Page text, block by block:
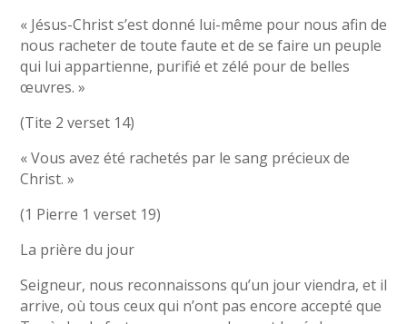
« Jésus-Christ s’est donné lui-même pour nous afin de
nous racheter de toute faute et de se faire un peuple
qui lui appartienne, purifié et zélé pour de belles
œuvres. »
(Tite 2 verset 14)
« Vous avez été rachetés par le sang précieux de
Christ. »
(1 Pierre 1 verset 19)
La prière du jour
Seigneur, nous reconnaissons qu’un jour viendra, et il
arrive, où tous ceux qui n’ont pas encore accepté que